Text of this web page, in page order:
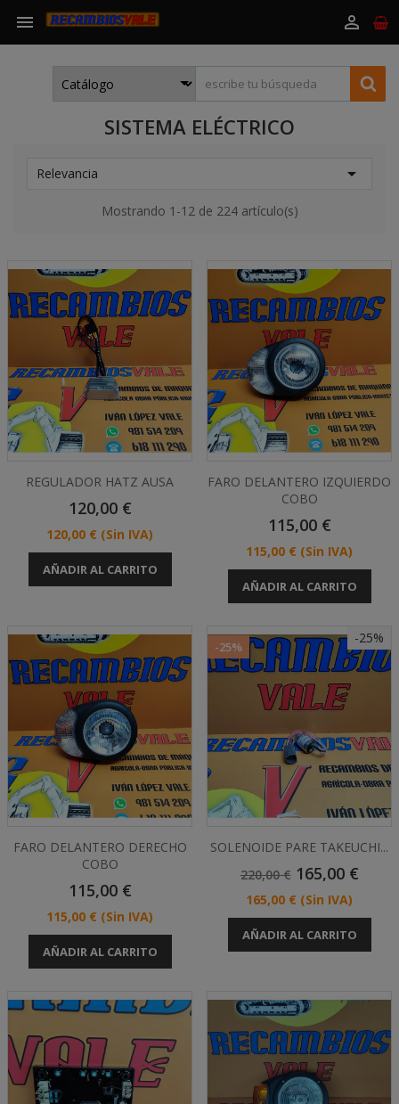
 
SISTEMA ELÉCTRICO
Relevancia 
Mostrando 1-12 de 224 artículo(s)
REGULADOR HATZ AUSA
Precio
120,00 €
Precio
120,00 € (Sin IVA)
AÑADIR AL CARRITO
FARO DELANTERO IZQUIERDO
COBO
Precio
115,00 €
Precio
115,00 € (Sin IVA)
AÑADIR AL CARRITO
FARO DELANTERO DERECHO
COBO
Precio
115,00 €
Precio
115,00 € (Sin IVA)
AÑADIR AL CARRITO
-25%
-25%
SOLENOIDE PARE TAKEUCHI...
Precio
220,00 € Precio
165,00 €
Precio
165,00 € (Sin IVA)
AÑADIR AL CARRITO